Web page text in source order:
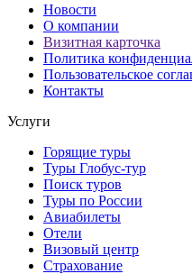
Новости
О компании
Визитная карточка
Политика
Пользовательское
Контакты
Услуги
Горящие туры
Туры Глобус-тур
Поиск туров
Туры по России
Авиабилеты
Отели
Визовый центр
Страхование